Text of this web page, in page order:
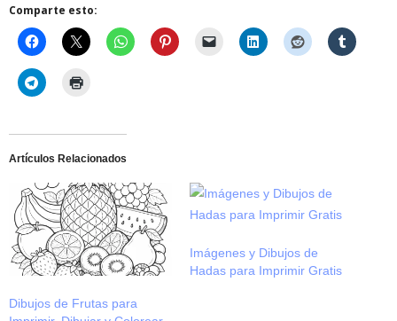
Comparte esto:
Artículos Relacionados
Dibujos de Frutas para
Imágenes y Dibujos de
Hadas para Imprimir Gratis